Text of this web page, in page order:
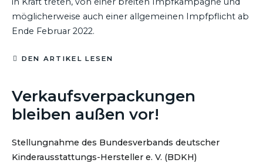
möglicherweise auch einer allgemeinen Impfpflicht ab
Ende Februar 2022.
DEN ARTIKEL LESEN
Verkaufsverpackungen
bleiben außen vor!
Stellungnahme des Bundesverbands deutscher
Kinderausstattungs-Hersteller e. V. (BDKH)